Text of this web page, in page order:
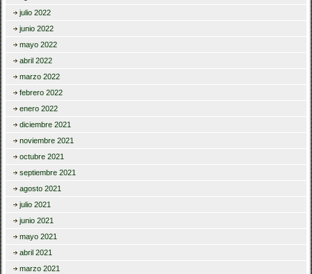
julio 2022
junio 2022
mayo 2022
abril 2022
marzo 2022
febrero 2022
enero 2022
diciembre 2021
noviembre 2021
octubre 2021
septiembre 2021
agosto 2021
julio 2021
junio 2021
mayo 2021
abril 2021
marzo 2021